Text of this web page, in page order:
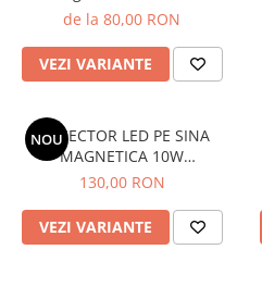
de la 80,00 RON
VEZI VARIANTE
NOU
PROIECTOR LED PE SINA
MAGNETICA 10W
3000K/4000K - 48V S22/R22
130,00 RON
VEZI VARIANTE